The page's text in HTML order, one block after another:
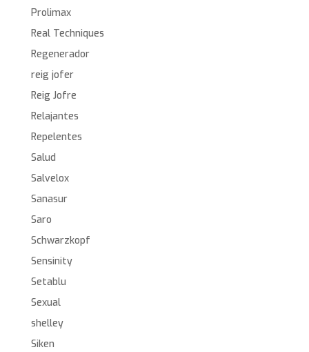
Prolimax
Real Techniques
Regenerador
reig jofer
Reig Jofre
Relajantes
Repelentes
Salud
Salvelox
Sanasur
Saro
Schwarzkopf
Sensinity
Setablu
Sexual
shelley
Siken